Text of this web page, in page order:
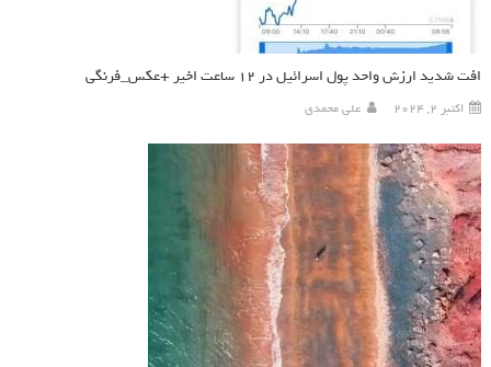
افت شدید ارزش واحد پول اسرائیل در ۱۲ ساعت اخیر +عکس_فرنگی
اکتبر 2, 2024 علی محمدی